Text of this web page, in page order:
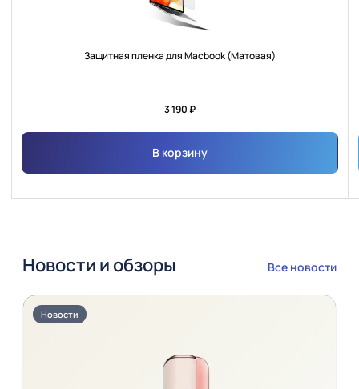
Защитная пленка для Macbook (Матовая)
3 190 ₽
В корзину
Новости и обзоры Все новости
Новости